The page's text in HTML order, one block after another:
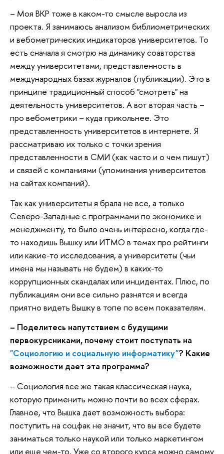
– Моя ВКР тоже в каком-то смысле выросла из
проекта. Я занимаюсь анализом библиометрических
и вебометрических индикаторов университетов. То
есть сначала я смотрю на динамику соавторства
между университетами, представленность в
международных базах журналов (публикации). Это в
принципе традиционный способ "смотреть" на
деятельность университетов. А вот вторая часть –
про вебометрики – куда прикольнее. Это
представленность университетов в интернете. Я
рассматриваю их только с точки зрения
представленности в СМИ (как часто и о чем пишут)
и связей с компаниями (упоминания университетов
на сайтах компаний).
Так как университеты я брала не все, а только
Северо-Западные с программами по экономике и
менеджменту, то было очень интересно, когда где-
то находишь Вышку или ИТМО в темах про рейтинги
или какие-то исследования, а университеты (чьи
имена мы называть не будем) в каких-то
коррупционных скандалах или инцидентах. Плюс, по
публикациям они все сильно разнятся и всегда
приятно видеть Вышку в топе по всем показателям.
– Поделитесь напутствием с будущими
первокурсниками, почему стоит поступать на
"Социологию и социальную информатику"? Какие
возможности дает эта программа?
– Социология все же такая классическая наука,
которую применить можно почти во всех сферах.
Главное, что Вышка дает возможность выбора:
поступить на соцфак не значит, что вы все будете
заниматься только наукой или только маркетингом
или еще чем-то. Уже со второго курса можно самому